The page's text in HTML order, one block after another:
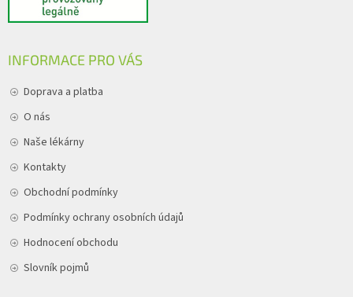
INFORMACE PRO VÁS
Doprava a platba
O nás
Naše lékárny
Kontakty
Obchodní podmínky
Podmínky ochrany osobních údajů
Hodnocení obchodu
Slovník pojmů